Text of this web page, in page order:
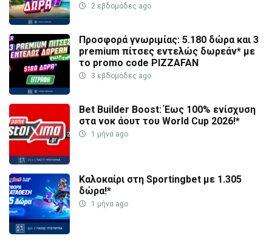
2 εβδομάδες ago
Προσφορά γνωριμίας: 5.180 δώρα και 3
premium πίτσες εντελώς δωρεάν* με
το promo code PIZZAFAN
3 εβδομάδες ago
Bet Builder Boost: Έως 100% ενίσχυση
στα νοκ άουτ του World Cup 2026!*
1 μήνα ago
Καλοκαίρι στη Sportingbet με 1.305
δώρα!*
1 μήνα ago